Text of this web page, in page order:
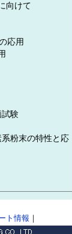
向けて
応用
試験
粉末の特性と応
ト情報